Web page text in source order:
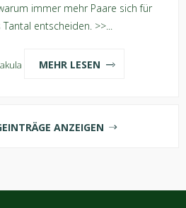
immer mehr Paare sich für
entscheiden. >>...
MEHR LESEN
ANZEIGEN